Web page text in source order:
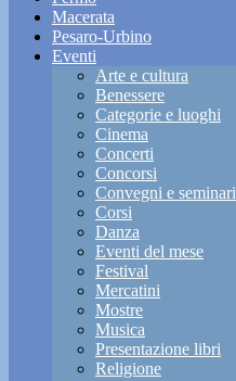
Macerata
Pesaro-Urbino
Eventi
Arte e cultura
Benessere
Categorie e luoghi
Cinema
Concerti
Concorsi
Convegni e seminari
Corsi
Danza
Eventi del mese
Festival
Mercatini
Mostre
Musica
Presentazione libri
Religione